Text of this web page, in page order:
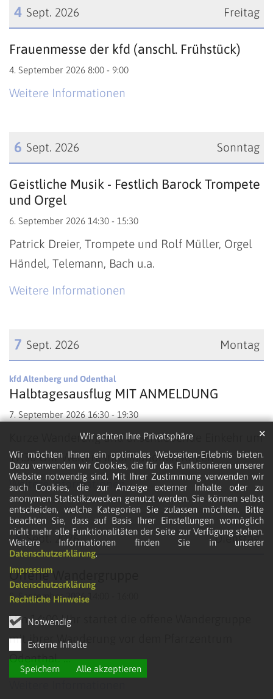
Wir achten Ihre Privatsphäre
Wir möchten Ihnen ein optimales Webseiten-Erlebnis bieten.
Dazu verwenden wir Cookies, die für das Funktionieren unserer
Website notwendig sind. Mit Ihrer Zustimmung verwenden wir
auch Cookies, die zur Anzeige externer Inhalte oder zu
anonymen Statistikzwecken genutzt werden. Sie können selbst
entscheiden, welche Kategorien Sie zulassen möchten. Bitte
beachten Sie, dass auf Basis Ihrer Einstellungen womöglich
nicht mehr alle Funktionalitäten der Seite zur Verfügung stehen.
Weitere Informationen finden Sie in unserer
Datenschutzerklärung.
Notwendig
Externe Inhalte
Speichern Alle akzeptieren
✕
Impressum
Datenschutzerklärung
Rechtliche Hinweise
Freitag
4 Sept. 2026
Datum: 4. September 2026
Frauenmesse der kfd (anschl. Frühstück)
4. September 2026 8:00 - 9:00
Weitere Informationen
Sonntag
6 Sept. 2026
Datum: 6. September 2026
Geistliche Musik - Festlich Barock Trompete
und Orgel
6. September 2026 14:30 - 15:30
Patrick Dreier, Trompete und Rolf Müller, Orgel
Händel, Telemann, Bach u.a.
Weitere Informationen
Montag
7 Sept. 2026
Datum: 7. September 2026
kfd Altenberg und Odenthal:
Halbtagesausflug MIT ANMELDUNG
7. September 2026 16:30 - 19:30
Kurze Wanderung und anschließende Einkehr um
17:30 Uhr Weitere Informationen folgen
Weitere Informationen
Dienstag
8 Sept. 2026
Datum: 8. September 2026
Offene Wandergruppe
8. September 2026 14:00 - 16:00
Um 14:00 Uhr startet die offene Wandergruppe
mit ihrer Wanderung vor dem Pfarrzentrum
Odenthal. ...